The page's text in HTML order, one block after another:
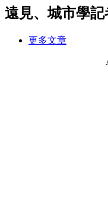
遠見、城市學記
更多文章